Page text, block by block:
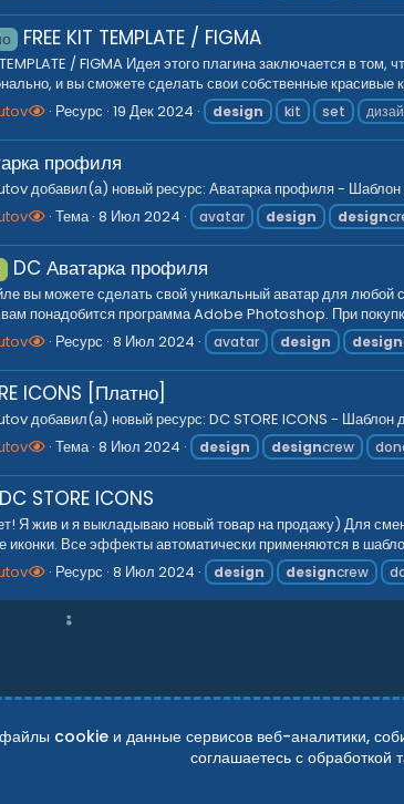
FREE KIT TEMPLATE / FIGMA
/ FIGMA Идея этого плагина заключается в
и вы сможете сделать свои собственные красивые
Ресурс 19 Дек 2024 design kit set
профиля
добавил(а) новый ресурс: Аватарка профиля - Шаблон
Тема 8 Июл 2024 avatar design design
DC Аватарка профиля
вы можете сделать свой уникальный аватар для любой
понадобится программа Adobe Photoshop. При
Ресурс 8 Июл 2024 avatar design design
ICONS [Платно]
добавил(а) новый ресурс: DC STORE ICONS - Шаблон
Тема 8 Июл 2024 design designcrew
DC STORE ICONS
Я жив и я выкладываю новый товар на продажу) Для
иконки. Все эффекты автоматически применяются в
Ресурс 8 Июл 2024 design designcrew
cookie и данные сервисов веб-аналитики,
соглашаетесь с